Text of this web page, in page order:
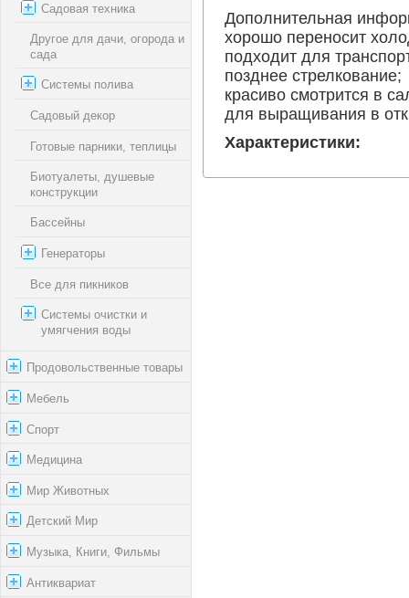
Садовая техника
Другое для дачи, огорода и
сада
Системы полива
Садовый декор
Готовые парники, теплицы
Биотуалеты, душевые
конструкции
Бассейны
Генераторы
Все для пикников
Системы очистки и
умягчения воды
Продовольственные товары
Мебель
Спорт
Медицина
Мир Животных
Детский Мир
Музыка, Книги, Фильмы
Антиквариат
Дополнительная
хорошо переносит
подходит для
позднее стрелкование;
красиво смотрится в
для выращивания в
Характеристики: